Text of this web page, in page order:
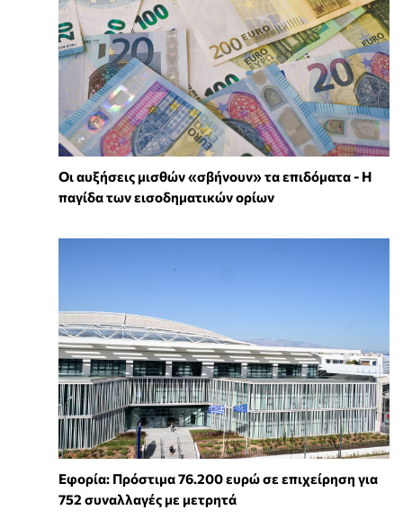
Οι αυξήσεις μισθών «σβήνουν» τα επιδόματα - Η
παγίδα των εισοδηματικών ορίων
Εφορία: Πρόστιμα 76.200 ευρώ σε επιχείρηση για
752 συναλλαγές με μετρητά